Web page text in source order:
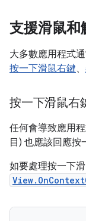
支援滑鼠和
大多數應用程式
按一下滑鼠右鍵、
按一下滑鼠右
任何會導致應用
目) 也應該回應按
如要處理按一下